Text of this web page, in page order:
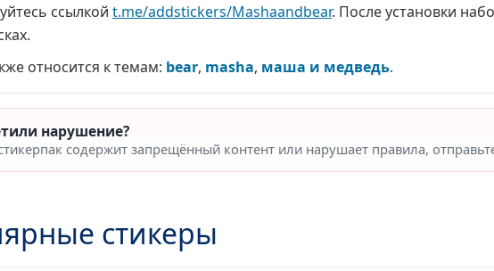
ссылкой t.me/addstickers/Mashaandbear. После установки
относится к темам: bear, masha, маша и медведь.
нарушение?
содержит запрещённый контент или нарушает правила,
стикеры